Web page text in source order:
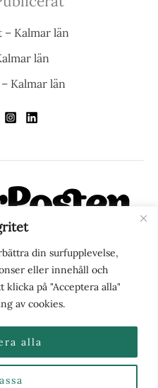
din surfupplevelse,
eller innehåll och
klicka på "Acceptera alla"
av cookies.
alla
Kalmar län
län
Kalmar län
på nätet. Med
med blick för det större
kanal för nyheter,
grundades 1988 och
2025.
oss